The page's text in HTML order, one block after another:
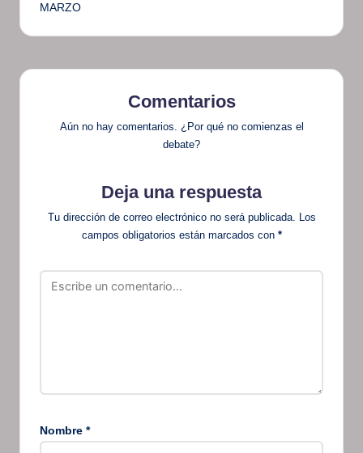
MARZO
Comentarios
Aún no hay comentarios. ¿Por qué no comienzas el
debate?
Deja una respuesta
Tu dirección de correo electrónico no será publicada.
Los
campos obligatorios están marcados con *
Nombre *